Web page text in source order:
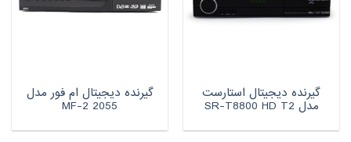
گیرنده دیجیتال استارست
مدل SR-T8800 HD T2
گیرنده دیجیتال ام فور مدل
MF-2 2055